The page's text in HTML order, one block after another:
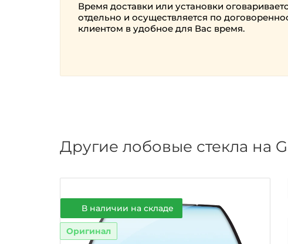
Время доставки или установки
отдельно и осуществляется по
клиентом в удобное для Вас время.
Другие лобовые стекла на
В наличии на складе
Оригинал